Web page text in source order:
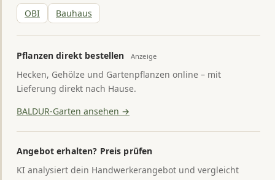
OBI Bauhaus
Pflanzen direkt bestellen Anzeige
Hecken, Gehölze und Gartenpflanzen online – mit
Lieferung direkt nach Hause.
BALDUR-Garten ansehen →
Angebot erhalten? Preis prüfen
KI analysiert dein Handwerkerangebot und vergleicht